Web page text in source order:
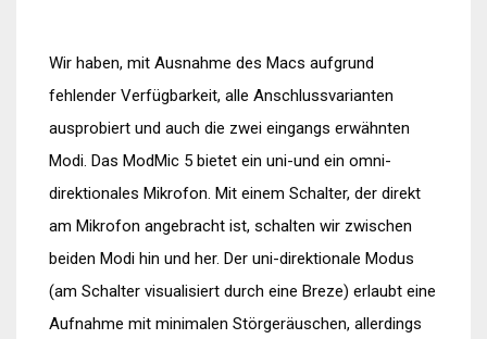
Wir haben, mit Ausnahme des Macs aufgrund
fehlender Verfügbarkeit, alle Anschlussvarianten
ausprobiert und auch die zwei eingangs erwähnten
Modi. Das ModMic 5 bietet ein uni-und ein omni-
direktionales Mikrofon. Mit einem Schalter, der direkt
am Mikrofon angebracht ist, schalten wir zwischen
beiden Modi hin und her. Der uni-direktionale Modus
(am Schalter visualisiert durch eine Breze) erlaubt eine
Aufnahme mit minimalen Störgeräuschen, allerdings